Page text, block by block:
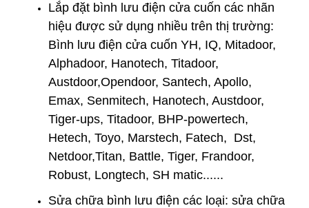
Lắp đặt bình lưu điện cửa cuốn các nhãn
hiệu được sử dụng nhiều trên thị trường:
Bình lưu điện cửa cuốn YH, IQ, Mitadoor,
Alphadoor, Hanotech, Titadoor,
Austdoor,Opendoor, Santech, Apollo,
Emax, Senmitech, Hanotech, Austdoor,
Tiger-ups, Titadoor, BHP-powertech,
Hetech, Toyo, Marstech, Fatech, Dst,
Netdoor,Titan, Battle, Tiger, Frandoor,
Robust, Longtech, SH matic......
Sửa chữa bình lưu điện các loại: sửa chữa